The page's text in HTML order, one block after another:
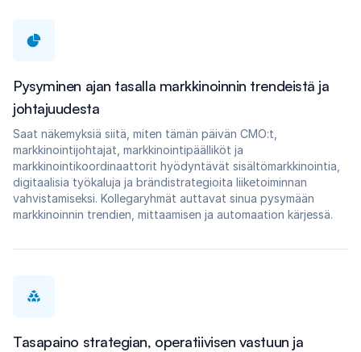
Pysyminen ajan tasalla markkinoinnin trendeistä ja
johtajuudesta
Saat näkemyksiä siitä, miten tämän päivän CMO:t,
markkinointijohtajat, markkinointipäälliköt ja
markkinointikoordinaattorit hyödyntävät sisältömarkkinointia,
digitaalisia työkaluja ja brändistrategioita liiketoiminnan
vahvistamiseksi. Kollegaryhmät auttavat sinua pysymään
markkinoinnin trendien, mittaamisen ja automaation kärjessä.
Tasapaino strategian, operatiivisen vastuun ja